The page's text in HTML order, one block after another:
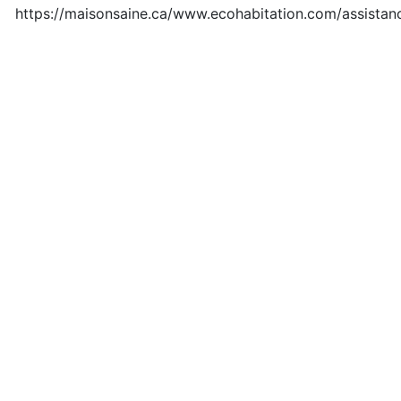
Fichier introuvable 404
https://maisonsaine.ca/www.ecohabitation.com/